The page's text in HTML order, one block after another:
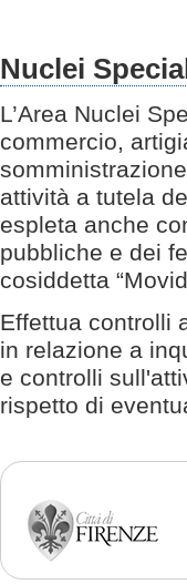
Nuclei
L’Area Nuclei
commercio,
attività a tutela
espleta anche
pubbliche e dei
cosiddetta
Effettua controlli
in relazione a
e controlli
rispetto di